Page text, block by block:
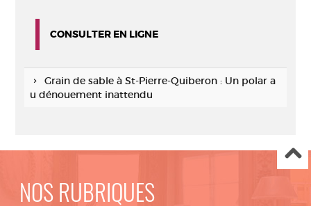
CONSULTER EN LIGNE
Grain de sable à St-Pierre-Quiberon : Un polar a
u dénouement inattendu
NOS RUBRIQUES